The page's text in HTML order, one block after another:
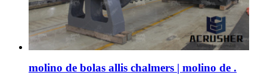
molino de bolas allis chalmers | molino de .